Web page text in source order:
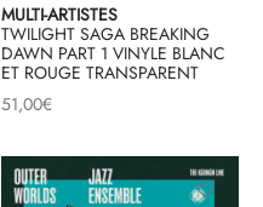
MULTI-ARTISTES
TWILIGHT SAGA BREAKING
DAWN PART 1 VINYLE BLANC
ET ROUGE TRANSPARENT
51,00€